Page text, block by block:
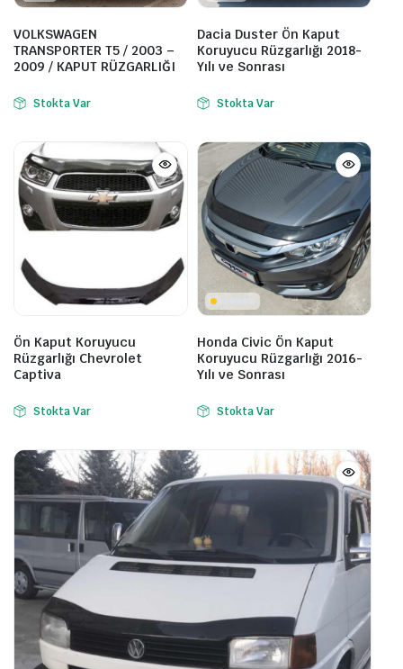
VOLKSWAGEN
TRANSPORTER T5 / 2003 –
2009 / KAPUT RÜZGARLIĞI
Stokta Var
Dacia Duster Ön Kaput
Koruyucu Rüzgarlığı 2018-
Yılı ve Sonrası
Stokta Var
Ön Kaput Koruyucu
Rüzgarlığı Chevrolet
Captiva
Stokta Var
Honda Civic Ön Kaput
Koruyucu Rüzgarlığı 2016-
Yılı ve Sonrası
Stokta Var